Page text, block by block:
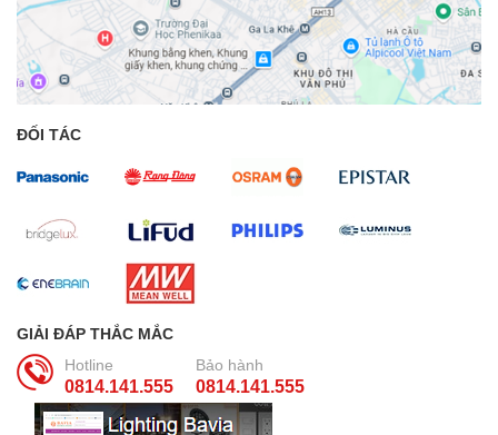
ĐỐI TÁC
GIẢI ĐÁP THẮC MẮC
Hotline
0814.141.555
Bảo hành
0814.141.555